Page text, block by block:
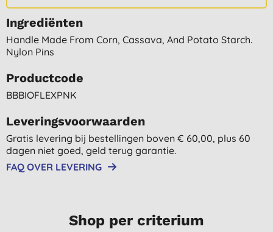
Ingrediënten
Handle Made From Corn, Cassava, And Potato Starch.
Nylon Pins
Productcode
BBBIOFLEXPNK
Leveringsvoorwaarden
Gratis levering bij bestellingen boven € 60,00, plus 60
dagen niet goed, geld terug garantie.
FAQ OVER LEVERING
Shop per criterium